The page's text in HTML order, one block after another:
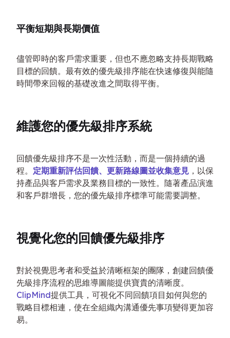
平衡短期與長期價值
儘管即時的客戶需求重要，但也不應忽略支持長期戰略
目標的回饋。最有效的優先級排序能在快速修復與能隨
時間帶來回報的基礎改進之間取得平衡。
維護您的優先級排序系統
回饋優先級排序不是一次性活動，而是一個持續的過
程。 定期重新評估回饋、更新路線圖並收集意見 ，以保
持產品與客戶需求及業務目標的一致性。隨著產品演進
和客戶群增長，您的優先級排序標準可能需要調整。
視覺化您的回饋優先級排序
對於視覺思考者和受益於清晰框架的團隊，創建回饋優
先級排序流程的思維導圖能提供寶貴的清晰度。
ClipMind提供工具，可視化不同回饋項目如何與您的
戰略目標相連，使在全組織內溝通優先事項變得更加容
易。